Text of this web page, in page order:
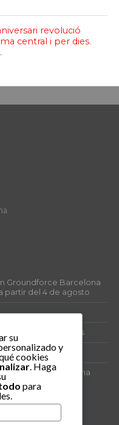
revolució
central i per dies.
Groundforce Barcelona
partir del 4 de agosto
de los Ahogamientos
social 1936. Programa
su
y
cookies
. Haga
para